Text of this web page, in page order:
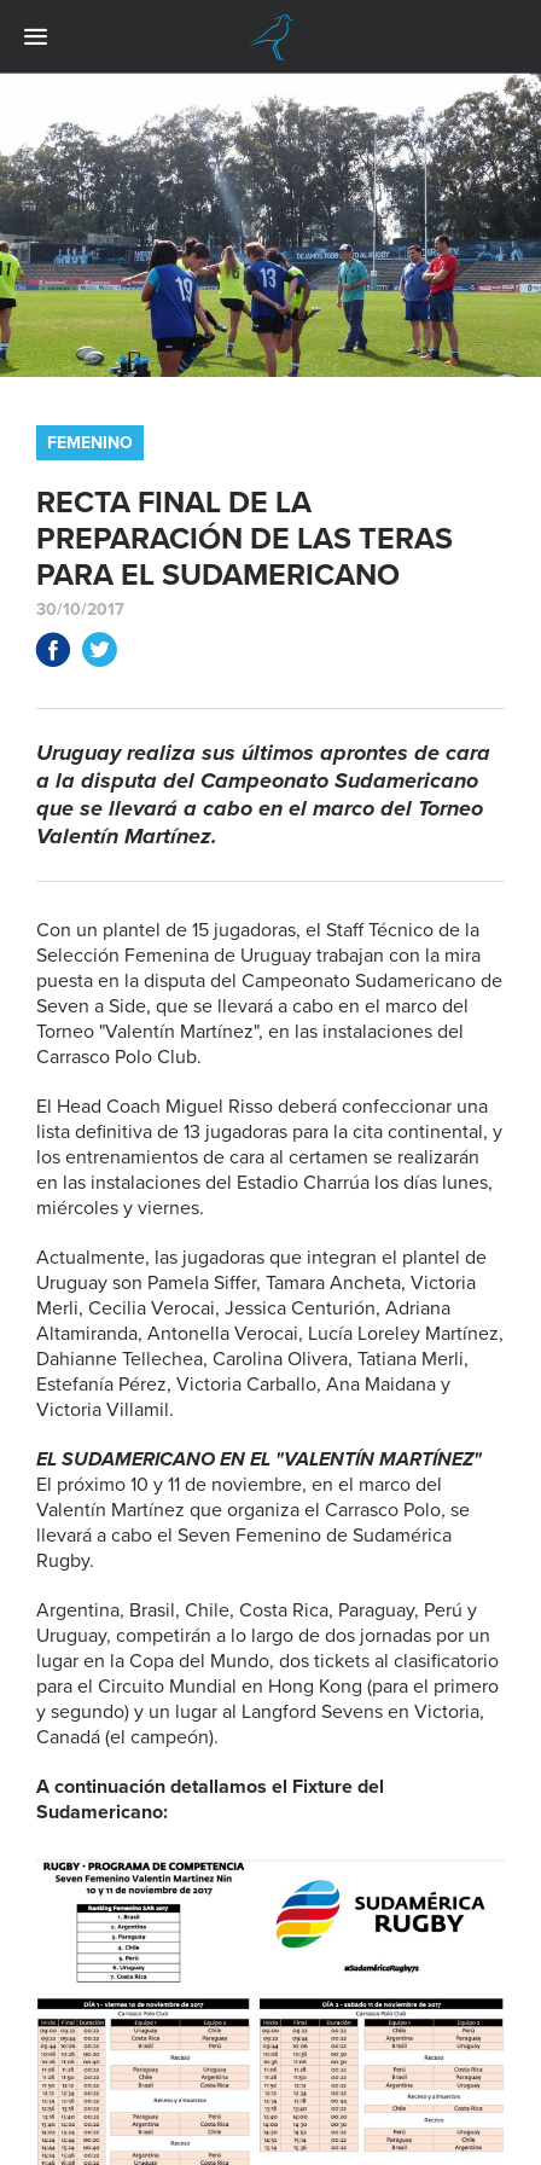
FEMENINO
RECTA FINAL DE LA
PREPARACIÓN DE LAS TERAS
PARA EL SUDAMERICANO
30/10/2017
Uruguay realiza sus últimos aprontes de cara
a la disputa del Campeonato Sudamericano
que se llevará a cabo en el marco del Torneo
Valentín Martínez.
Con un plantel de 15 jugadoras, el Staff Técnico de la
Selección Femenina de Uruguay trabajan con la mira
puesta en la disputa del Campeonato Sudamericano de
Seven a Side, que se llevará a cabo en el marco del
Torneo "Valentín Martínez", en las instalaciones del
Carrasco Polo Club.
El Head Coach Miguel Risso deberá confeccionar una
lista definitiva de 13 jugadoras para la cita continental, y
los entrenamientos de cara al certamen se realizarán
en las instalaciones del Estadio Charrúa los días lunes,
miércoles y viernes.
Actualmente, las jugadoras que integran el plantel de
Uruguay son Pamela Siffer, Tamara Ancheta, Victoria
Merli, Cecilia Verocai, Jessica Centurión, Adriana
Altamiranda, Antonella Verocai, Lucía Loreley Martínez,
Dahianne Tellechea, Carolina Olivera, Tatiana Merli,
Estefanía Pérez, Victoria Carballo, Ana Maidana y
Victoria Villamil.
EL SUDAMERICANO EN EL "VALENTÍN MARTÍNEZ"
El próximo 10 y 11 de noviembre, en el marco del
Valentín Martínez que organiza el Carrasco Polo, se
llevará a cabo el Seven Femenino de Sudamérica
Rugby.
Argentina, Brasil, Chile, Costa Rica, Paraguay, Perú y
Uruguay, competirán a lo largo de dos jornadas por un
lugar en la Copa del Mundo, dos tickets al clasificatorio
para el Circuito Mundial en Hong Kong (para el primero
y segundo) y un lugar al Langford Sevens en Victoria,
Canadá (el campeón).
A continuación detallamos el Fixture del
Sudamericano: